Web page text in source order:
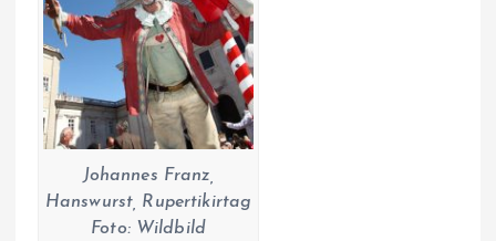
Johannes Franz,
Hanswurst, Rupertikirtag
Foto: Wildbild